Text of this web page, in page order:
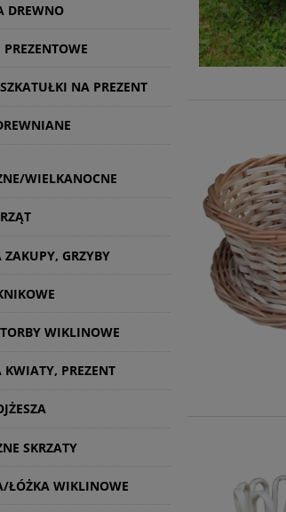
DREWNO
NA PREZENT
WIELKANOCNE
ZAKUPY, GRZYBY
WIKLINOWE
KWIATY, PREZENT
SKRZATY
ŁÓŻKA WIKLINOWE